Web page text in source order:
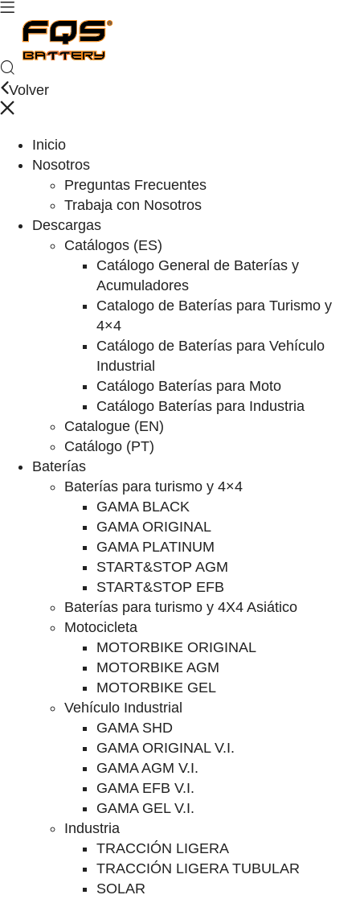
Volver
Inicio
Nosotros
Preguntas Frecuentes
Trabaja con Nosotros
Descargas
Catálogos (ES)
Catálogo General de Baterías y
Acumuladores
Catalogo de Baterías para Turismo y
4×4
Catálogo de Baterías para Vehículo
Industrial
Catálogo Baterías para Moto
Catálogo Baterías para Industria
Catalogue (EN)
Catálogo (PT)
Baterías
Baterías para turismo y 4×4
GAMA BLACK
GAMA ORIGINAL
GAMA PLATINUM
START&STOP AGM
START&STOP EFB
Baterías para turismo y 4X4 Asiático
Motocicleta
MOTORBIKE ORIGINAL
MOTORBIKE AGM
MOTORBIKE GEL
Vehículo Industrial
GAMA SHD
GAMA ORIGINAL V.I.
GAMA AGM V.I.
GAMA EFB V.I.
GAMA GEL V.I.
Industria
TRACCIÓN LIGERA
TRACCIÓN LIGERA TUBULAR
SOLAR